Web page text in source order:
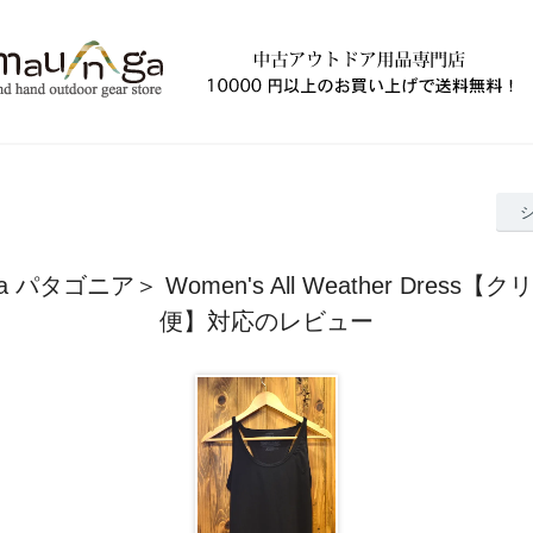
パタゴニア＞ Women's All Weather Dress【ク
便】対応のレビュー